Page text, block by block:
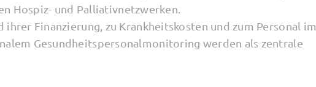
Hospiz- und Palliativnetzwerken.
ihrer Finanzierung, zu Krankheitskosten und zum Personal im
Gesundheitspersonalmonitoring werden als zentrale